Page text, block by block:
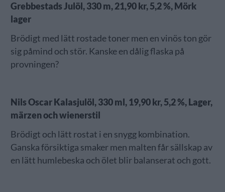
Grebbestads Julöl, 330 m, 21,90 kr, 5,2 %, Mörk
lager
Brödigt med lätt rostade toner men en vinös ton gör
sig påmind och stör. Kanske en dålig flaska på
provningen?
Nils Oscar Kalasjulöl, 330 ml, 19,90 kr, 5,2 %, Lager,
märzen och wienerstil
Brödigt och lätt rostat i en snygg kombination.
Ganska försiktiga smaker men malten får sällskap av
en lätt humlebeska och ölet blir balanserat och gott.